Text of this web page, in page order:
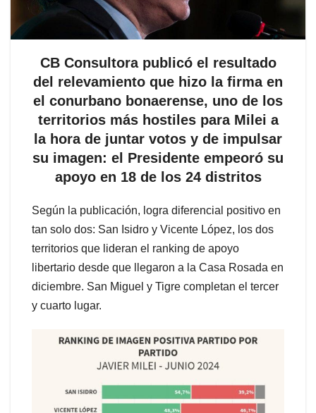
CB Consultora publicó el resultado
del relevamiento que hizo la firma en
el conurbano bonaerense, uno de los
territorios más hostiles para Milei a
la hora de juntar votos y de impulsar
su imagen: el Presidente empeoró su
apoyo en 18 de los 24 distritos
Según la publicación, logra diferencial positivo en
tan solo dos: San Isidro y Vicente López, los dos
territorios que lideran el ranking de apoyo
libertario desde que llegaron a la Casa Rosada en
diciembre. San Miguel y Tigre completan el tercer
y cuarto lugar.